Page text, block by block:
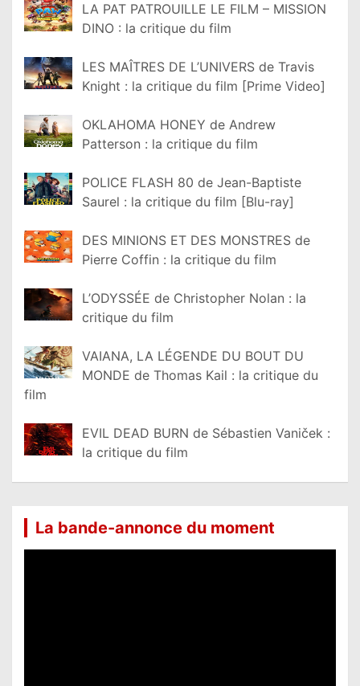
LA PAT PATROUILLE LE FILM – MISSION
DINO : la critique du film
LES MAÎTRES DE L’UNIVERS de Travis
Knight : la critique du film [Prime Video]
OKLAHOMA HONEY de Andrew
Patterson : la critique du film
POLICE FLASH 80 de Jean-Baptiste
Saurel : la critique du film [Blu-ray]
DES MINIONS ET DES MONSTRES de
Pierre Coffin : la critique du film
L’ODYSSÉE de Christopher Nolan : la
critique du film
VAIANA, LA LÉGENDE DU BOUT DU
MONDE de Thomas Kail : la critique du
film
EVIL DEAD BURN de Sébastien Vaniček :
la critique du film
La bande-annonce du moment